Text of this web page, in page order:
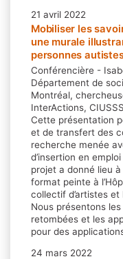
21 avril 2022
Mobiliser les
une murale
personnes
Conférencière -
Département de
Montréal,
InterActions,
Cette présentation
et de transfert des
recherche menée
d’insertion en
projet a donné lieu
format peinte à
collectif d’artistes et
Nous présentons
retombées et les
pour des
24 mars 2022